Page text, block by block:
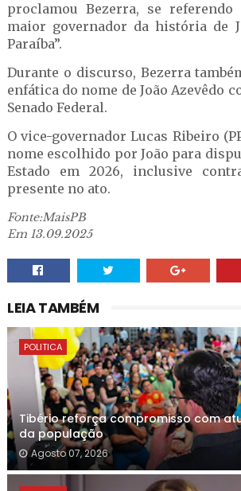
proclamou Bezerra, se referendo
maior governador da história de
Paraíba”.
Durante o discurso, Bezerra
enfática do nome de João Azevêdo
Senado Federal.
O vice-governador Lucas Ribeiro
nome escolhido por João para
Estado em 2026, inclusive
presente no ato.
Fonte:MaisPB
Em 13.09.2025
LEIA TAMBÉM
POLITICA
Tibério reforça compromisso com
da população
Agosto 07, 2026